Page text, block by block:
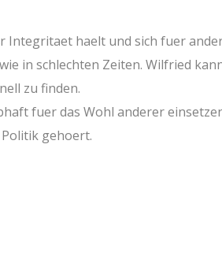
Integritaet haelt und sich fuer
in schlechten Zeiten. Wilfried
zu finden.
fuer das Wohl anderer
gehoert.